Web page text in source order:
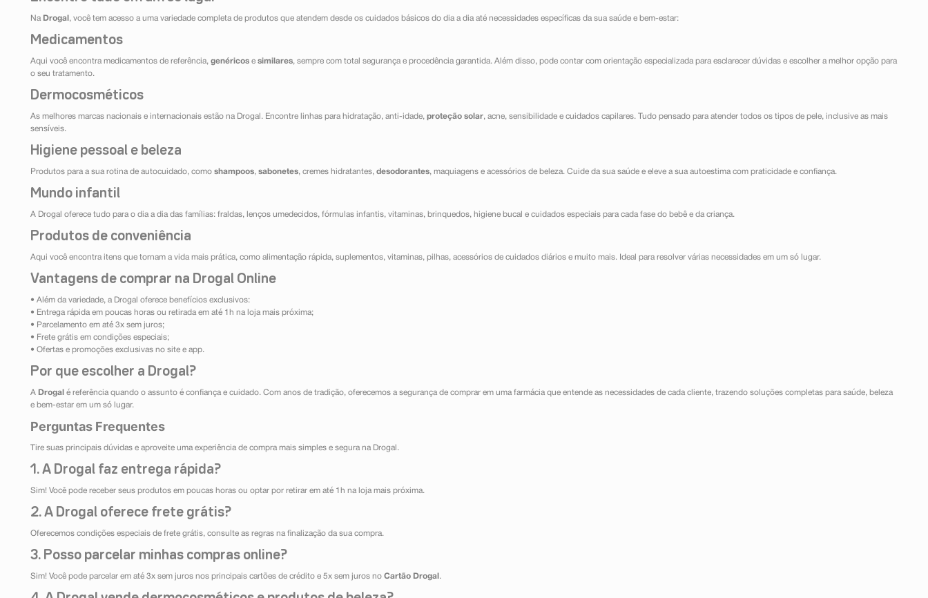
Na Drogal , você tem acesso a uma variedade completa de produtos que atendem desde os cuidados básicos do dia a dia até necessidades específicas da sua saúde e bem-estar:
Medicamentos
Aqui você encontra medicamentos de referência, genéricos e similares, sempre com total segurança e procedência garantida. Além disso, pode contar com orientação especializada para esclarecer dúvidas e escolher a melhor opção para
o seu tratamento.
Dermocosméticos
As melhores marcas nacionais e internacionais estão na Drogal. Encontre linhas para hidratação, anti-idade, proteção solar, acne, sensibilidade e cuidados capilares. Tudo pensado para atender todos os tipos de pele, inclusive as mais
sensíveis.
Higiene pessoal e beleza
Produtos para a sua rotina de autocuidado, como shampoos, sabonetes, cremes hidratantes, desodorantes, maquiagens e acessórios de beleza. Cuide da sua saúde e eleve a sua autoestima com praticidade e confiança.
Mundo infantil
A Drogal oferece tudo para o dia a dia das famílias: fraldas, lenços umedecidos, fórmulas infantis, vitaminas, brinquedos, higiene bucal e cuidados especiais para cada fase do bebê e da criança.
Produtos de conveniência
Aqui você encontra itens que tornam a vida mais prática, como alimentação rápida, suplementos, vitaminas, pilhas, acessórios de cuidados diários e muito mais. Ideal para resolver várias necessidades em um só lugar.
Vantagens de comprar na Drogal Online
• Além da variedade, a Drogal oferece benefícios exclusivos:
• Entrega rápida em poucas horas ou retirada em até 1h na loja mais próxima;
• Parcelamento em até 3x sem juros;
• Frete grátis em condições especiais;
• Ofertas e promoções exclusivas no site e app.
Por que escolher a Drogal?
A Drogal é referência quando o assunto é confiança e cuidado. Com anos de tradição, oferecemos a segurança de comprar em uma farmácia que entende as necessidades de cada cliente, trazendo soluções completas para saúde, beleza
e bem-estar em um só lugar.
Perguntas Frequentes
Tire suas principais dúvidas e aproveite uma experiência de compra mais simples e segura na Drogal.
1. A Drogal faz entrega rápida?
Sim! Você pode receber seus produtos em poucas horas ou optar por retirar em até 1h na loja mais próxima.
2. A Drogal oferece frete grátis?
Oferecemos condições especiais de frete grátis, consulte as regras na finalização da sua compra.
3. Posso parcelar minhas compras online?
Sim! Você pode parcelar em até 3x sem juros nos principais cartões de crédito e 5x sem juros no Cartão Drogal .